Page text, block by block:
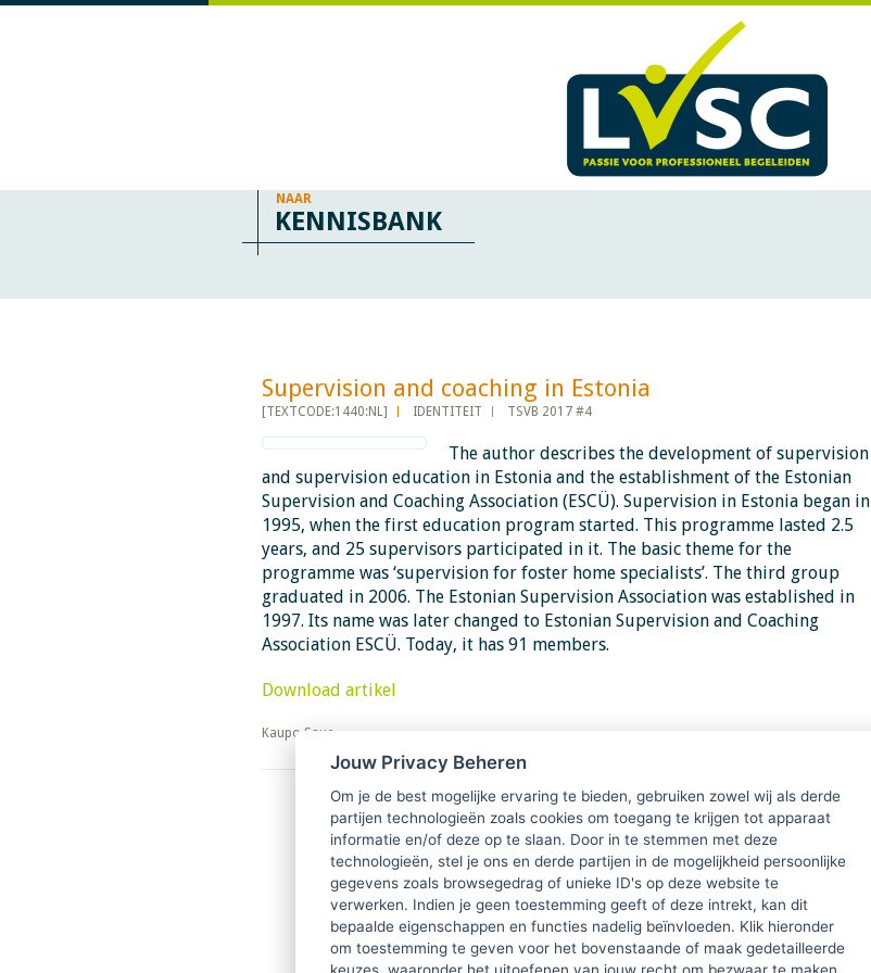
NAAR
KENNISBANK
Supervision and coaching in Estonia​​​​​​
[TEXTCODE:1440:NL] IDENTITEIT TSVB 2017 #4
The author describes the development of supervision
and supervision education in Estonia and the establishment of the Estonian
Supervision and Coaching Association (ESCÜ). Supervision in Estonia began in
1995, when the first education program started. This programme lasted 2.5
years, and 25 supervisors participated in it. The basic theme for the
programme was ‘supervision for foster home specialists’. The third group
graduated in 2006. The Estonian Supervision Association was established in
1997. Its name was later changed to Estonian Supervision and Coaching
Association ESCÜ. Today, it has 91 members.
Download artikel
​​​​​​​Kaupo Saue
Jouw Privacy Beheren
Om je de best mogelijke ervaring te bieden, gebruiken zowel wij als derde
partijen technologieën zoals cookies om toegang te krijgen tot apparaat
informatie en/of deze op te slaan. Door in te stemmen met deze
technologieën, stel je ons en derde partijen in de mogelijkheid persoonlijke
gegevens zoals browsegedrag of unieke ID's op deze website te
verwerken. Indien je geen toestemming geeft of deze intrekt, kan dit
bepaalde eigenschappen en functies nadelig beïnvloeden. Klik hieronder
om toestemming te geven voor het bovenstaande of maak gedetailleerde